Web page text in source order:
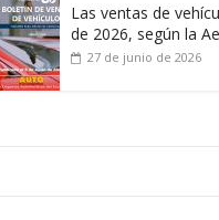
Las ventas de
de 2026, según la
27 de junio de 2026